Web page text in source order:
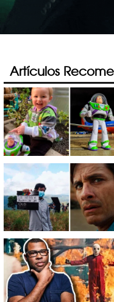
Artículos